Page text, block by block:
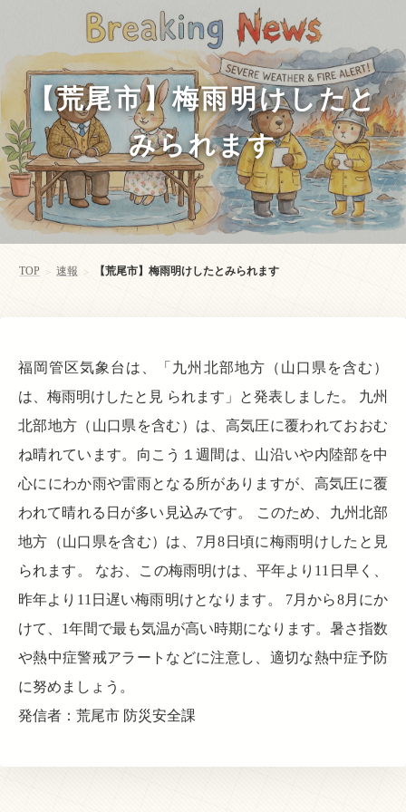
【荒尾市】梅雨明けしたと
みられます
TOP > 速報 > 【荒尾市】梅雨明けしたとみられます
福岡管区気象台は、「九州北部地方（山口県を含む）
は、梅雨明けしたと見 られます」と発表しました。 九州
北部地方（山口県を含む）は、高気圧に覆われておおむ
ね晴れています。向こう１週間は、山沿いや内陸部を中
心ににわか雨や雷雨となる所がありますが、高気圧に覆
われて晴れる日が多い見込みです。 このため、九州北部
地方（山口県を含む）は、7月8日頃に梅雨明けしたと見
られます。 なお、この梅雨明けは、平年より11日早く、
昨年より11日遅い梅雨明けとなります。 7月から8月にか
けて、1年間で最も気温が高い時期になります。暑さ指数
や熱中症警戒アラートなどに注意し、適切な熱中症予防
に努めましょう。
発信者：荒尾市 防災安全課